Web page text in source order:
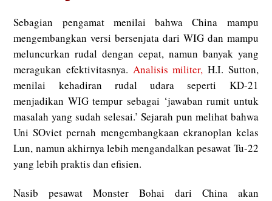
Sebagian pengamat menilai bahwa China mampu
mengembangkan versi bersenjata dari WIG dan mampu
meluncurkan rudal dengan cepat, namun banyak yang
meragukan efektivitasnya. Analisis militer, H.I. Sutton,
menilai kehadiran rudal udara seperti KD-21
menjadikan WIG tempur sebagai ‘jawaban rumit untuk
masalah yang sudah selesai.’ Sejarah pun melihat bahwa
Uni SOviet pernah mengembangkaan ekranoplan kelas
Lun, namun akhirnya lebih mengandalkan pesawat Tu-22
yang lebih praktis dan efisien.
Nasib pesawat Monster Bohai dari China akan